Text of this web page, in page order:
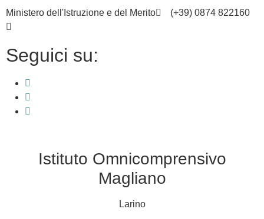
Ministero dell'Istruzione e del Merito
(+39) 0874 822160
Seguici su:
Istituto Omnicomprensivo
Magliano
Larino